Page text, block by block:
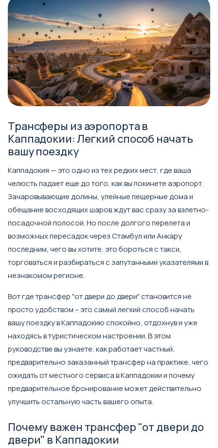
Трансферы из аэропорта в
Каппадокии: Легкий способ начать
вашу поездку
Каппадокия — это одно из тех редких мест, где ваша
челюсть падает еще до того, как вы покинете аэропорт.
Зачаровывающие долины, улейные пещерные дома и
обещание восходящих шаров ждут вас сразу за взлетно-
посадочной полосой. Но после долгого перелета и
возможных пересадок через Стамбул или Анкару
последним, чего вы хотите, это бороться с такси,
торговаться и разбираться с запутанными указателями в
незнакомом регионе.
Вот где трансфер "от двери до двери" становится не
просто удобством – это самый легкий способ начать
вашу поездку в Каппадокию спокойно, отдохнув и уже
находясь в туристическом настроении. В этом
руководстве вы узнаете, как работает частный,
предварительно заказанный трансфер на практике, чего
ожидать от местного сервиса в Каппадокии и почему
предварительное бронирование может действительно
улучшить остальную часть вашего опыта.
Почему важен трансфер "от двери до
двери" в Каппадокии